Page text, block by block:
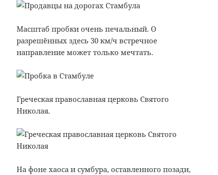
Масштаб пробки очень печальный. О
разрешённых здесь 30 км/ч встречное
направление может только мечтать.
Греческая православная церковь Святого
Николая.
На фоне хаоса и сумбура, оставленного позади,